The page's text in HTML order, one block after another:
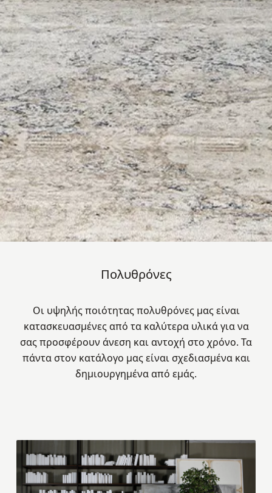
Πολυθρόνες
Οι υψηλής ποιότητας πολυθρόνες μας είναι
κατασκευασμένες από τα καλύτερα υλικά για να
σας προσφέρουν άνεση και αντοχή στο χρόνο. Τα
πάντα στoν κατάλογο μας είναι σχεδιασμένα και
δημιουργημένα από εμάς.